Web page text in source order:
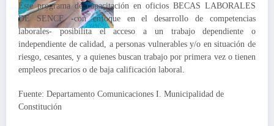
Este programa de capacitación en oficios BECAS LABORALES
DE SENCE -con enfoque en el desarrollo de competencias
laborales- posibilita el acceso a un trabajo dependiente o
independiente de calidad, a personas vulnerables y/o en situación de
riesgo, cesantes, y a quienes buscan trabajo por primera vez o tienen
empleos precarios o de baja calificación laboral.
Fuente: Departamento Comunicaciones I. Municipalidad de
Constitución